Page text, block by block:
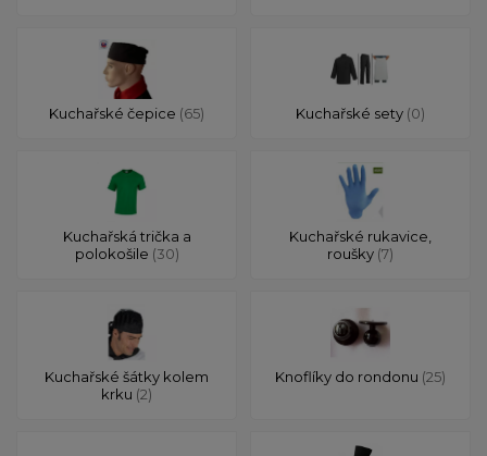
Kuchařské čepice (65) Kuchařské sety (0)
Kuchařská trička a
polokošile (30)
Kuchařské rukavice,
roušky (7)
Kuchařské šátky kolem
krku (2)
Knoflíky do rondonu (25)